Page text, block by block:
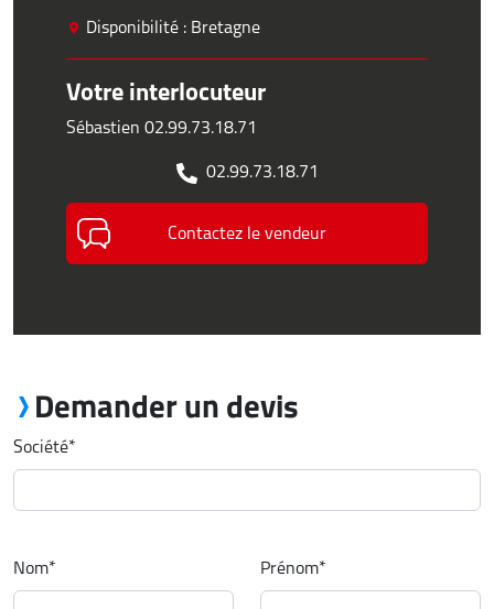
Disponibilité : Bretagne
Votre interlocuteur
Sébastien 02.99.73.18.71
02.99.73.18.71
Contactez le vendeur
Demander un devis
Société*
Nom* Prénom*